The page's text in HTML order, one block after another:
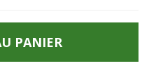
PANIER